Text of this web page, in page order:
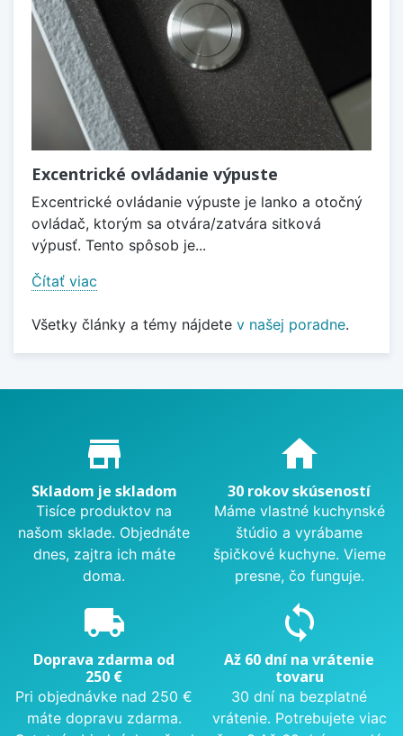
Excentrické ovládanie výpuste
Excentrické ovládanie výpuste je lanko a otočný
ovládač, ktorým sa otvára/zatvára sitková
výpusť. Tento spôsob je...
Čítať viac
Všetky články a témy nájdete v našej poradne.
Proč nakupovat u nás?
store_mall_directory
Skladom je skladom
Tisíce produktov na
našom sklade. Objednáte
dnes, zajtra ich máte
doma.
home
30 rokov skúseností
Máme vlastné kuchynské
štúdio a vyrábame
špičkové kuchyne. Vieme
presne, čo funguje.
local_shipping
Doprava zdarma od
250 €
Pri objednávke nad 250 €
máte dopravu zdarma.
sync
Až 60 dní na vrátenie
tovaru
30 dní na bezplatné
vrátenie. Potrebujete viac